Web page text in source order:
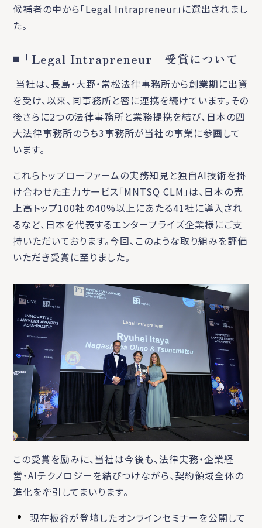
候補者の中から「Legal Intrapreneur」に選出されまし
た。
◾️「Legal Intrapreneur」受賞について
当社は、長島・大野・常松法律事務所から創業期に出資
を受け、以来、同事務所と密に連携を続けています。その
後さらに2つの法律事務所と業務提携を結び、日本の四
大法律事務所のうち3事務所が当社の事業に参画して
います。
これらトップローファームの実務知見と独自AI技術を掛
け合わせた主力サービス「MNTSQ CLM」は、日本の売
上高トップ100社の40%以上にあたる41社に導入され
るなど、日本を代表するエンタープライズ企業様にご支
持いただいております。今回、このような取り組みを評価
いただき受賞に至りました。
この受賞を励みに、当社は今後も、法律実務・企業経
営・AIテクノロジーを結びつけながら、契約領域全体の
進化を牽引してまいります。
現在板谷が登壇したオンラインセミナーを公開して